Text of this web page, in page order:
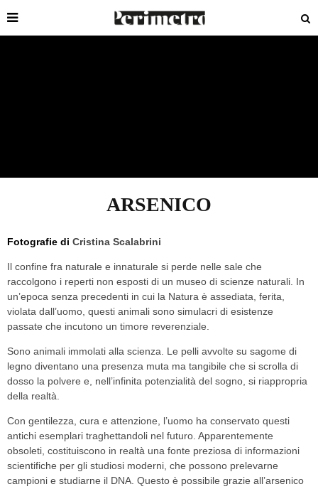
ARSENICO
Fotografie di Cristina Scalabrini
Il confine fra naturale e innaturale si perde nelle sale che
raccolgono i reperti non esposti di un museo di scienze naturali. In
un’epoca senza precedenti in cui la Natura è assediata, ferita,
violata dall’uomo, questi animali sono simulacri di esistenze
passate che incutono un timore reverenziale.
Sono animali immolati alla scienza. Le pelli avvolte su sagome di
legno diventano una presenza muta ma tangibile che si scrolla di
dosso la polvere e, nell’infinita potenzialità del sogno, si riappropria
della realtà.
Con gentilezza, cura e attenzione, l’uomo ha conservato questi
antichi esemplari traghettandoli nel futuro. Apparentemente
obsoleti, costituiscono in realtà una fonte preziosa di informazioni
scientifiche per gli studiosi moderni, che possono prelevarne
campioni e studiarne il DNA. Questo è possibile grazie all’arsenico